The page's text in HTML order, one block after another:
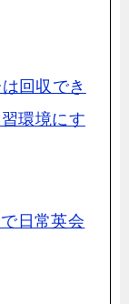
回収でき
環境にす
日常英会